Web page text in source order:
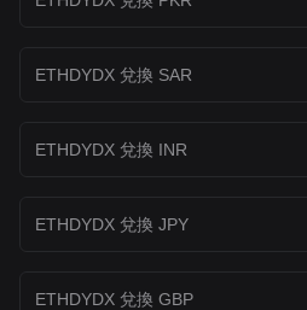
ETHDYDX 兌換 SAR
ETHDYDX 兌換 INR
ETHDYDX 兌換 JPY
ETHDYDX 兌換 GBP